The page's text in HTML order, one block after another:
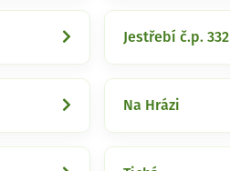
Jestřebí č.p. 332
Na Hrázi